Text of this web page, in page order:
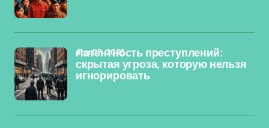
Латентность преступлений:
скрытая угроза, которую нельзя
игнорировать
ноя 07, 2025